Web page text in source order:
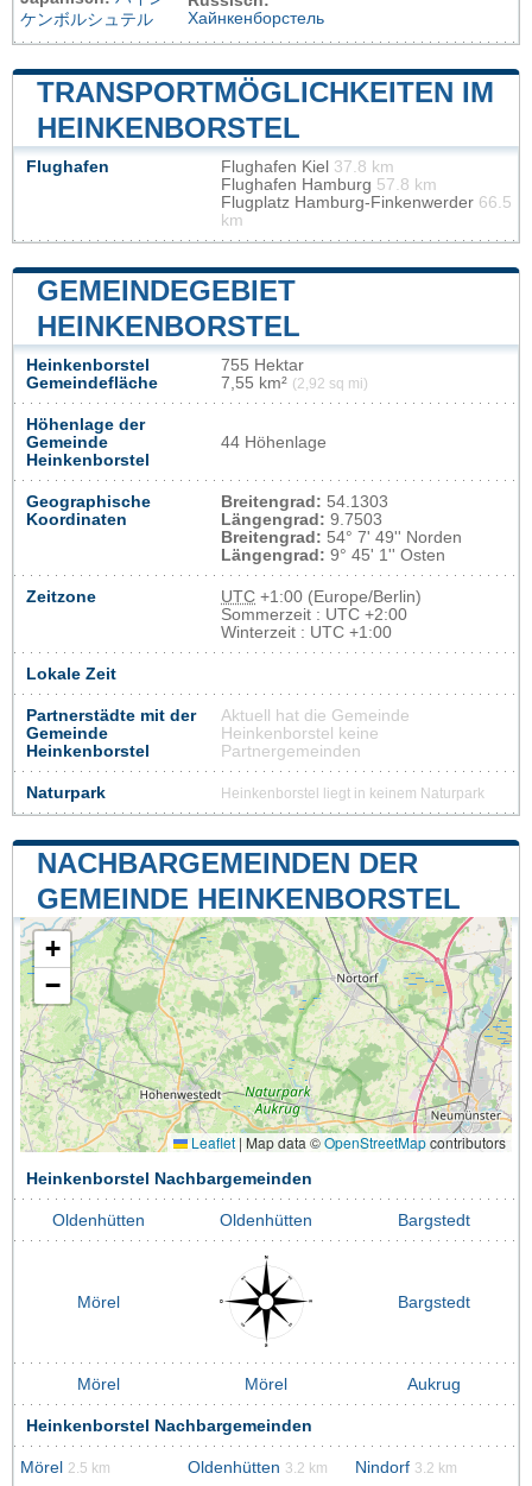
ケンボルシュテル
Хайнкенборстель
TRANSPORTMÖGLICHKEITEN IM
HEINKENBORSTEL
Flughafen Flughafen Kiel 37.8 km
Flughafen Hamburg 57.8 km
Flugplatz Hamburg-Finkenwerder 66.5
km
GEMEINDEGEBIET
HEINKENBORSTEL
Heinkenborstel
Gemeindefläche
755 Hektar
7,55 km² (2,92 sq mi)
Höhenlage der
Gemeinde
Heinkenborstel
44 Höhenlage
Geographische
Koordinaten
Breitengrad: 54.1303
Längengrad: 9.7503
Breitengrad: 54° 7' 49'' Norden
Längengrad: 9° 45' 1'' Osten
Zeitzone UTC +1:00 (Europe/Berlin)
Sommerzeit : UTC +2:00
Winterzeit : UTC +1:00
Lokale Zeit
Partnerstädte mit der
Gemeinde
Heinkenborstel
Aktuell hat die Gemeinde
Heinkenborstel keine
Partnergemeinden
Naturpark Heinkenborstel liegt in keinem Naturpark
NACHBARGEMEINDEN DER
GEMEINDE HEINKENBORSTEL
+
−
Leaflet | Map data ©OpenStreetMapcontributors
Heinkenborstel Nachbargemeinden
Oldenhütten Oldenhütten Bargstedt
Mörel Bargstedt
Mörel Mörel Aukrug
Heinkenborstel Nachbargemeinden
Mörel 2.5 km Oldenhütten 3.2 km Nindorf 3.2 km